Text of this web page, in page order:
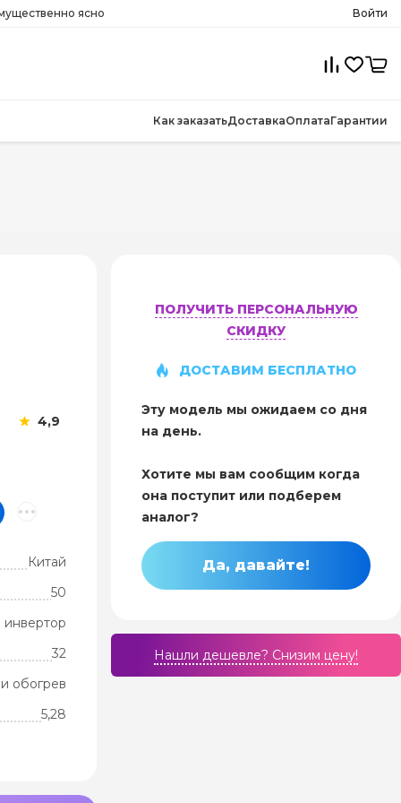
ясно Войти
Как заказатьДоставкаОплатаГарантии
4,9
Китай
50
32
обогрев
5,28
ПОЛУЧИТЬ ПЕРСОНАЛЬНУЮ
СКИДКУ
ДОСТАВИМ БЕСПЛАТНО
Эту модель мы ожидаем со дня
на день.
Хотите мы вам сообщим когда
она поступит или подберем
аналог?
Да, давайте!
Нашли дешевле? Cнизим цену!